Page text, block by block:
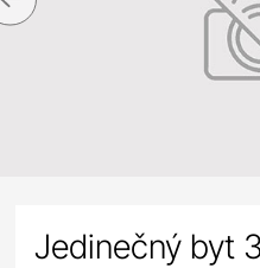
Jedinečný byt